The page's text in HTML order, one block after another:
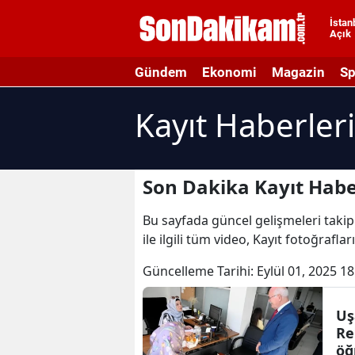
Açık
Gündem Ekonomi Magazin
Kayıt Haberleri
Son Dakika Kayıt
Bu sayfada güncel gelişmeleri
ile ilgili tüm video, Kayıt
Güncelleme Tarihi: Eylül 01, 2025